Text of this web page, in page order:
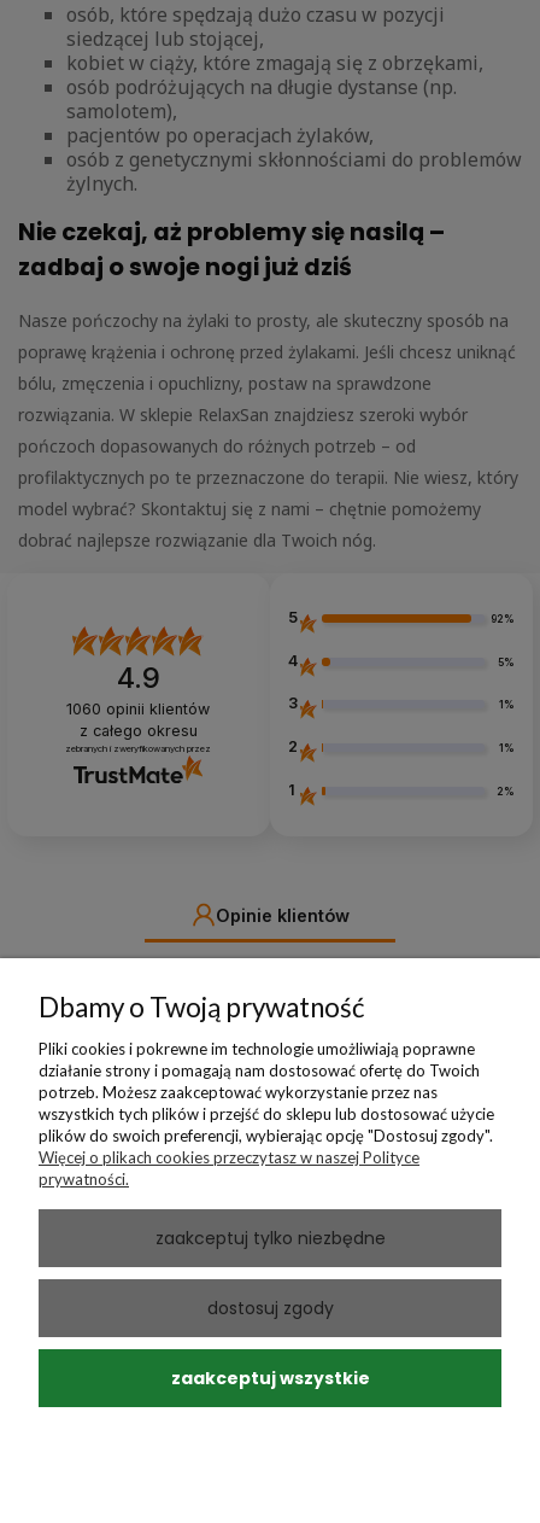
osób, które spędzają dużo czasu w pozycji
siedzącej lub stojącej,
kobiet w ciąży, które zmagają się z obrzękami,
osób podróżujących na długie dystanse (np.
samolotem),
pacjentów po operacjach żylaków,
osób z genetycznymi skłonnościami do problemów
żylnych.
Nie czekaj, aż problemy się nasilą –
zadbaj o swoje nogi już dziś
Nasze pończochy na żylaki to prosty, ale skuteczny sposób na
poprawę krążenia i ochronę przed żylakami. Jeśli chcesz uniknąć
bólu, zmęczenia i opuchlizny, postaw na sprawdzone
rozwiązania. W sklepie RelaxSan znajdziesz szeroki wybór
pończoch dopasowanych do różnych potrzeb – od
profilaktycznych po te przeznaczone do terapii. Nie wiesz, który
model wybrać? Skontaktuj się z nami – chętnie pomożemy
dobrać najlepsze rozwiązanie dla Twoich nóg.
4.9
1060 opinii klientów
z całego okresu
zebranych i zweryfikowanych przez
5 92%
4 5%
3 1%
2 1%
1 2%
Opinie klientów
podgląd
Dbamy o Twoją prywatność
Pliki cookies i pokrewne im technologie umożliwiają poprawne
działanie strony i pomagają nam dostosować ofertę do Twoich
potrzeb. Możesz zaakceptować wykorzystanie przez nas
wszystkich tych plików i przejść do sklepu lub dostosować użycie
plików do swoich preferencji, wybierając opcję "Dostosuj zgody".
Więcej o plikach cookies przeczytasz w naszej Polityce
prywatności.
zaakceptuj tylko niezbędne
dostosuj zgody
zaakceptuj wszystkie